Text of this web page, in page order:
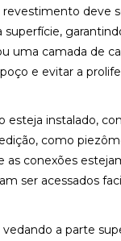
deve
superfície,
uma camada de
e evitar a
esteja instalado,
como
as conexões
ser acessados
vedando a parte